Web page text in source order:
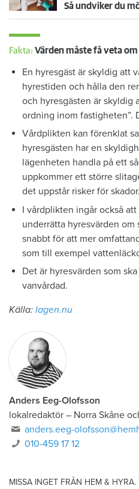
Fakta: Värden måste få veta om
En hyresgäst är skyldig att
hyrestiden och hålla den
och hyresgästen är skyldig
ordning inom fastigheten”.
Vårdplikten kan förenklat
hyresgästen har en
lägenheten handla på ett
uppkommer ett större
det uppstår risker för skador.
I vårdplikten ingår också
underrätta hyresvärden om
snabbt för att mer
som till exempel
Det är hyresvärden som
vanvårdad.
Källa: lagen.nu
Anders Eeg-Olofsson
lokalredaktör – Norra Skåne
anders.eeg-
010-459 17 12
MISSA INGET FRÅN HEM & HYRA.